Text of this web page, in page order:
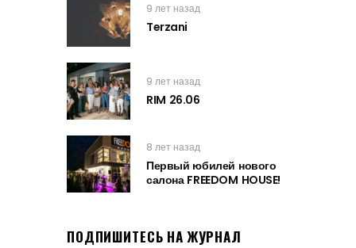
9 лет назад
Terzani
9 лет назад
RIM 26.06
8 лет назад
Первый юбилей нового
салона FREEDOM HOUSE!
ПОДПИШИТЕСЬ НА ЖУРНАЛ